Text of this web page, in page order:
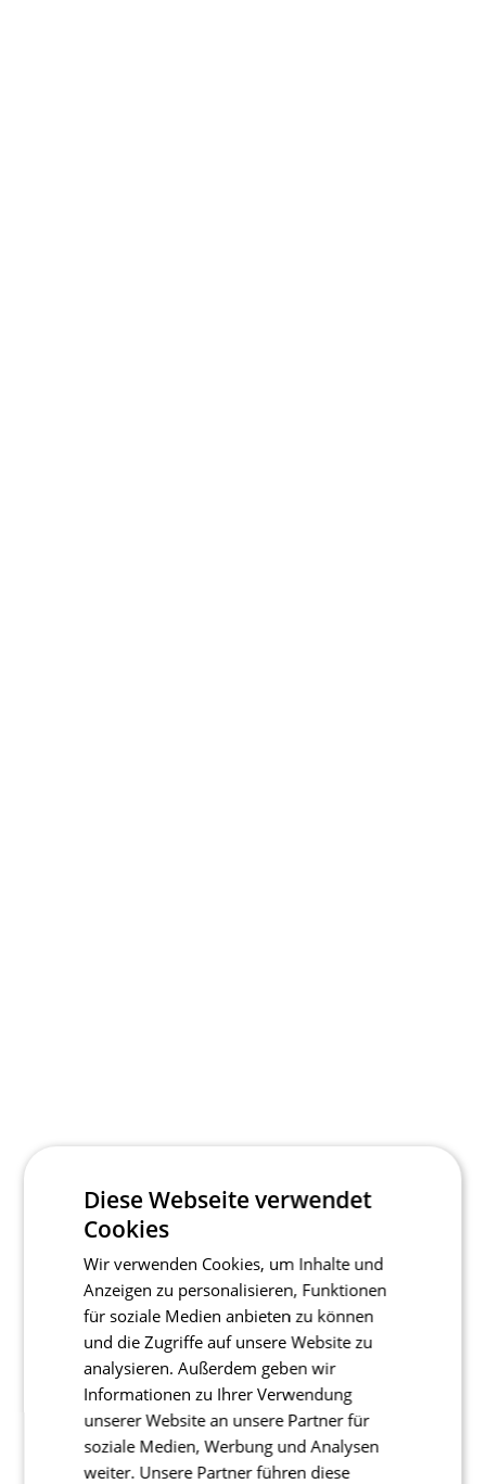
Diese Webseite verwendet
Cookies
Wir verwenden Cookies, um Inhalte und
Anzeigen zu personalisieren, Funktionen
für soziale Medien anbieten zu können
und die Zugriffe auf unsere Website zu
analysieren. Außerdem geben wir
Informationen zu Ihrer Verwendung
unserer Website an unsere Partner für
soziale Medien, Werbung und Analysen
weiter. Unsere Partner führen diese